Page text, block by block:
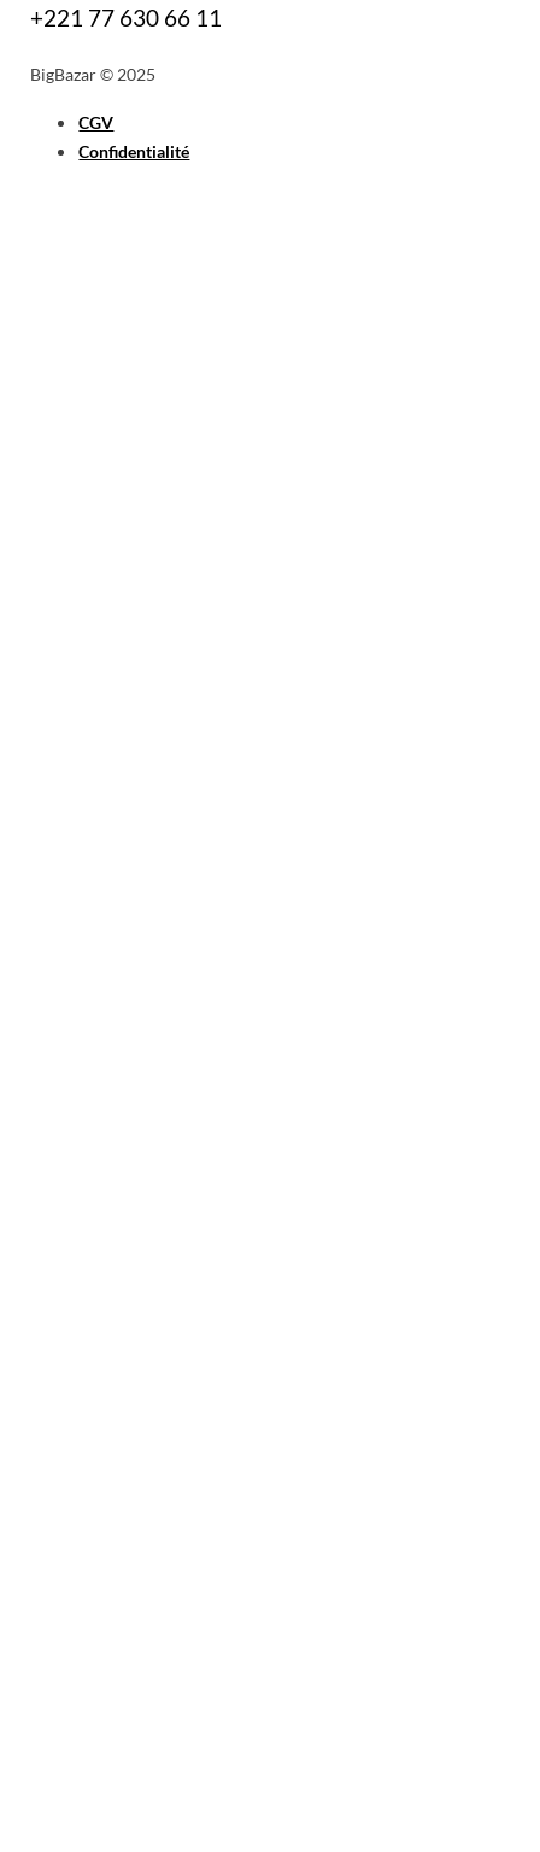
+221 77 630 66 11
BigBazar © 2025
CGV
Confidentialité